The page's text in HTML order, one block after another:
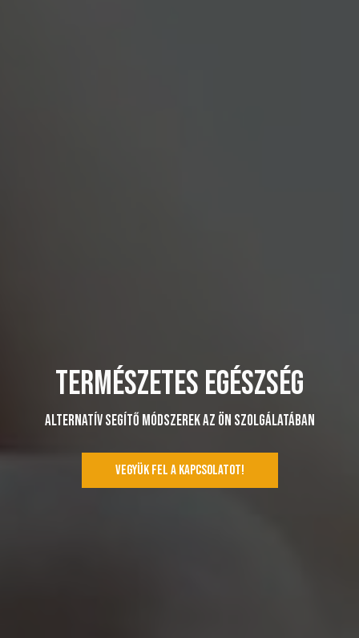
TERMÉSZETES EGÉSZSÉG
ALTERNATÍV SEGÍTŐ MÓDSZEREK AZ ÖN SZOLGÁLATÁBAN
VEGYÜK FEL A KAPCSOLATOT!